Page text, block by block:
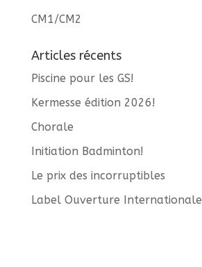
CM1/CM2
Articles récents
Piscine pour les GS!
Kermesse édition 2026!
Chorale
Initiation Badminton!
Le prix des incorruptibles
Label Ouverture Internationale